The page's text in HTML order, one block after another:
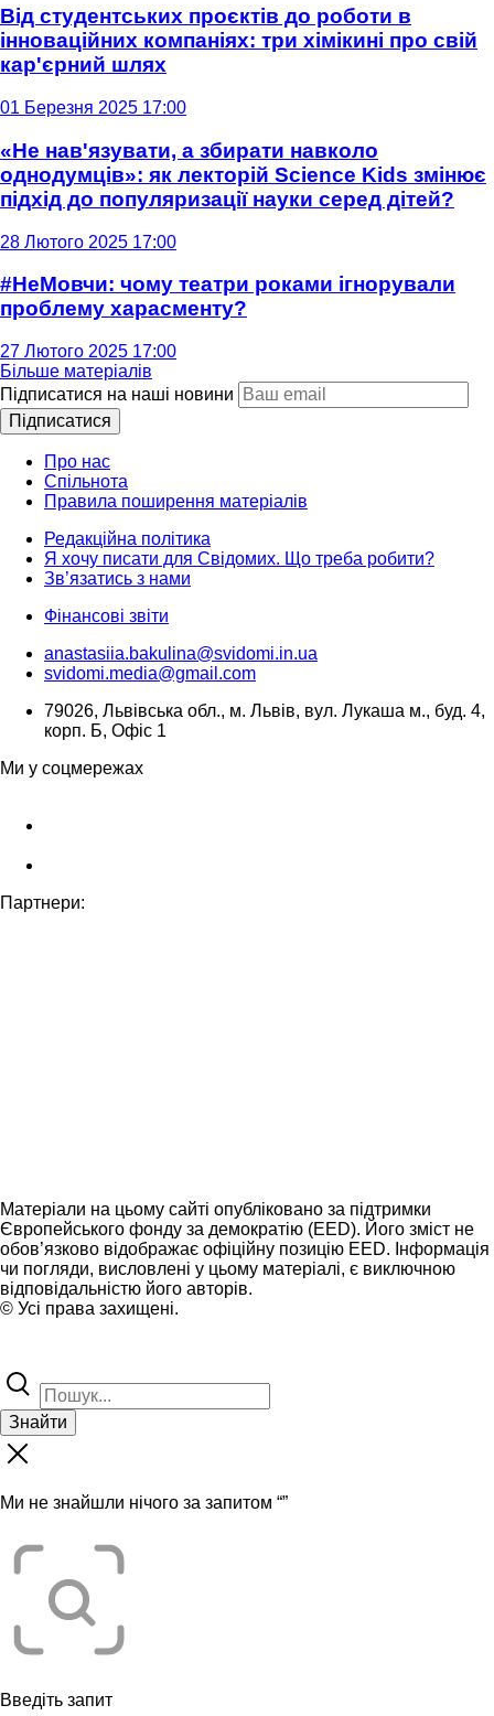
Від студентських проєктів до роботи в
інноваційних компаніях: три хімікині про свій
кар'єрний шлях
01 Березня 2025 17:00
«Не нав'язувати, а збирати навколо
однодумців»: як лекторій Science Kids змінює
підхід до популяризації науки серед дітей?
28 Лютого 2025 17:00
#НеМовчи: чому театри роками ігнорували
проблему харасменту?
27 Лютого 2025 17:00
Більше матеріалів
Підписатися на наші новини
Підписатися
Про нас
Спільнота
Правила поширення матеріалів
Редакційна політика
Я хочу писати для Свідомих. Що треба робити?
Зв’язатись з нами
Фінансові звіти
anastasiia.bakulina@svidomi.in.ua
svidomi.media@gmail.com
79026, Львівська обл., м. Львів, вул. Лукаша м., буд. 4,
корп. Б, Офіс 1
Ми у соцмережах
Партнери:
Матеріали на цьому сайті опубліковано за підтримки
Європейського фонду за демократію (EED). Його зміст не
обов’язково відображає офіційну позицію EED. Інформація
чи погляди, висловлені у цьому матеріалі, є виключною
відповідальністю його авторів.
© Усі права захищені.
Знайти
Ми не знайшли нічого за запитом “”
Введіть запит